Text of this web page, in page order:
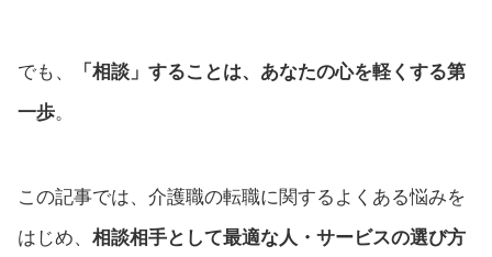
でも、
「相談」することは、あなたの心を軽くする第
一歩。
この記事では、介護職の転職に関するよくある悩みを
はじめ、 相談相手として最適な人・サービスの選び方